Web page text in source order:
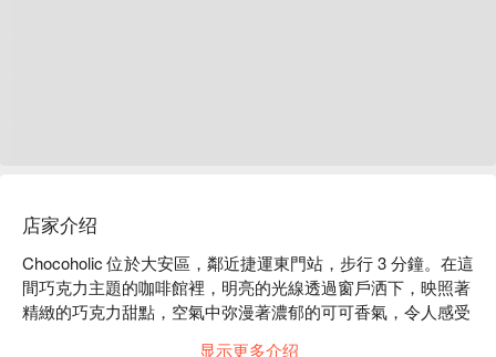
店家介绍
Chocoholic 位於大安區，鄰近捷運東門站，步行 3 分鐘。在這
間巧克力主題的咖啡館裡，明亮的光線透過窗戶洒下，映照著
精緻的巧克力甜點，空氣中弥漫著濃郁的可可香氣，令人感受
显示更多介绍